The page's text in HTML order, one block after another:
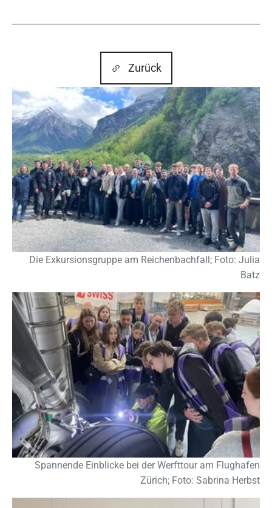
Zurück
Show larger version
Die Exkursionsgruppe am Reichenbachfall; Foto: Julia
Batz
Show larger version
Spannende Einblicke bei der Werfttour am Flughafen
Zürich; Foto: Sabrina Herbst